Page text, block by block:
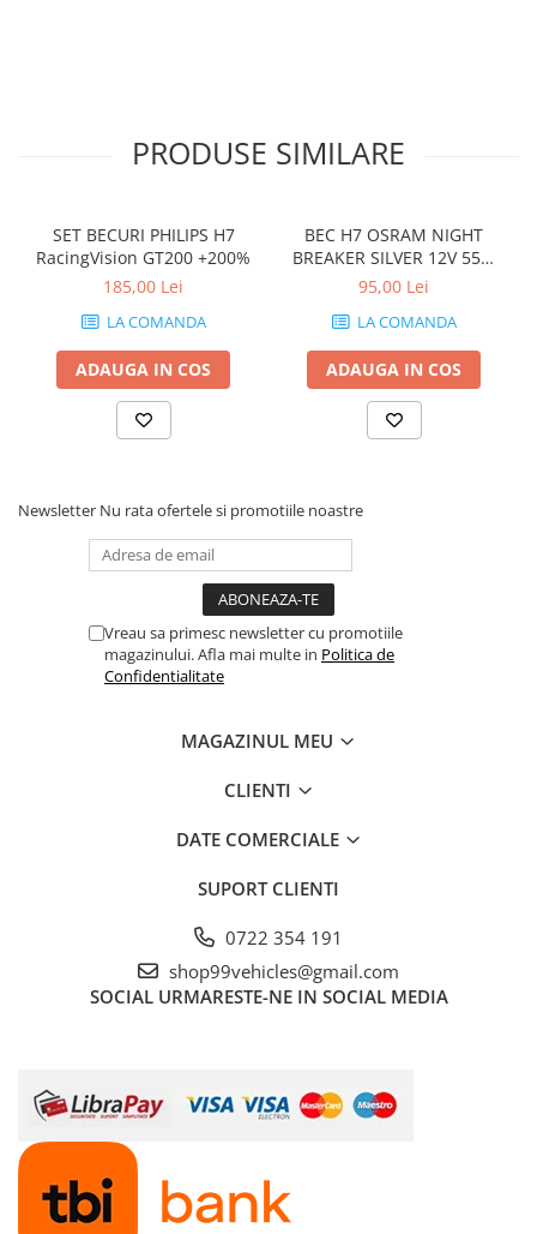
PRODUSE SIMILARE
SET BECURI PHILIPS H7
RacingVision GT200 +200%
185,00 Lei
LA COMANDA
ADAUGA IN COS
BEC H7 OSRAM NIGHT
BREAKER SILVER 12V 55W
+100% LIGHT - SET
95,00 Lei
LA COMANDA
ADAUGA IN COS
Newsletter Nu rata ofertele si promotiile noastre
Vreau sa primesc newsletter cu promotiile
magazinului. Afla mai multe in Politica de
Confidentialitate
MAGAZINUL MEU
CLIENTI
DATE COMERCIALE
SUPORT CLIENTI
0722 354 191
shop99vehicles@gmail.com
SOCIAL URMARESTE-NE IN SOCIAL MEDIA